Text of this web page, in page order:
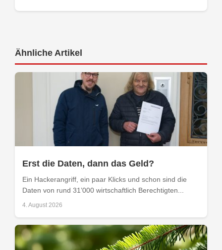
Ähnliche Artikel
Erst die Daten, dann das Geld?
Ein Hackerangriff, ein paar Klicks und schon sind die
Daten von rund 31’000 wirtschaftlich Berechtigten...
4. August 2026